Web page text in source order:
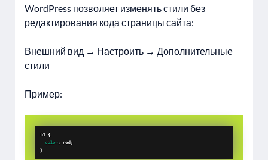
WordPress позволяет изменять стили без
редактирования кода страницы сайта:
Внешний вид → Настроить → Дополнительные
стили
Пример: